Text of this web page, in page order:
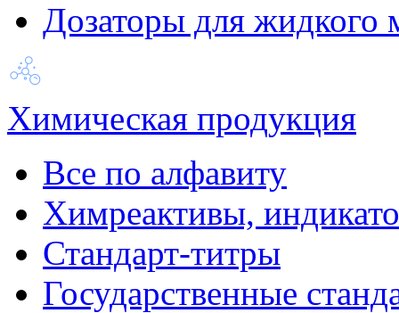
Дозаторы для жидкого
Химическая продукция
Все по алфавиту
Химреактивы,
Стандарт-титры
Государственные